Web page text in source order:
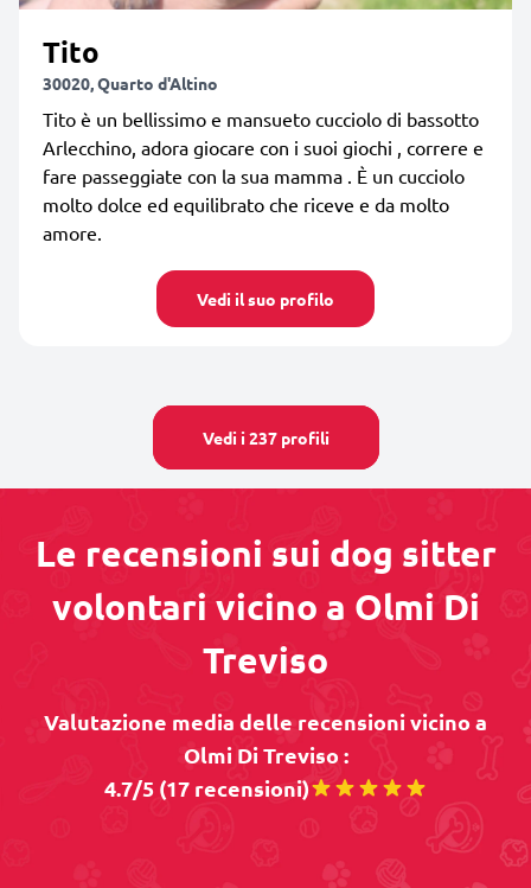
Tito
30020, Quarto d'Altino
Tito è un bellissimo e mansueto cucciolo di bassotto
Arlecchino, adora giocare con i suoi giochi , correre e
fare passeggiate con la sua mamma . È un cucciolo
molto dolce ed equilibrato che riceve e da molto
amore.
Vedi il suo profilo
Vedi i 237 profili
Le recensioni sui dog sitter
volontari vicino a Olmi Di
Treviso
Valutazione media delle recensioni vicino a
Olmi Di Treviso :
4.7/5 (17 recensioni)